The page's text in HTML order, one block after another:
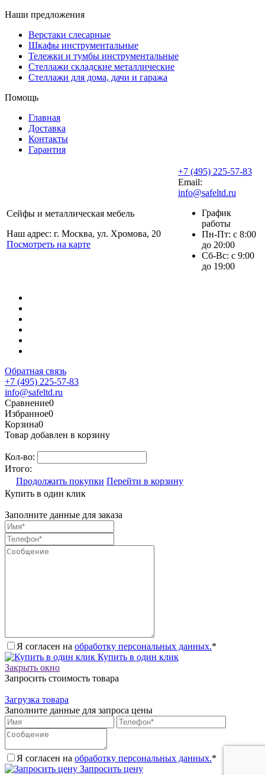
Наши предложения
Верстаки слесарные
Шкафы инструментальные
Тележки и тумбы инструментальные
Стеллажи складские металлические
Стеллажи для дома, дачи и гаража
Помощь
Главная
Доставка
Контакты
Гарантия
Сейфы и металлическая мебель
Наш адрес: г. Москва, ул. Хромова, 20
Посмотреть на карте
+7 (495) 225-57-83
Email:
info@safeltd.ru
График
работы
Пн-Пт: с 8:00
до 20:00
Сб-Вс: с 9:00
до 19:00
Обратная связь
+7 (495) 225-57-83
info@safeltd.ru
Сравнение0
Избранное0
Корзина0
Товар добавлен в корзину
Кол-во:
Итого:
Продолжить покупки Перейти в корзину
Купить в один клик
Заполните данные для заказа
Я согласен на обработку персональных данных.*
Купить в один клик
Закрыть окно
Запросить стоимость товара
Загрузка товара
Заполните данные для запроса цены
Я согласен на обработку персональных данных.*
Запросить цену